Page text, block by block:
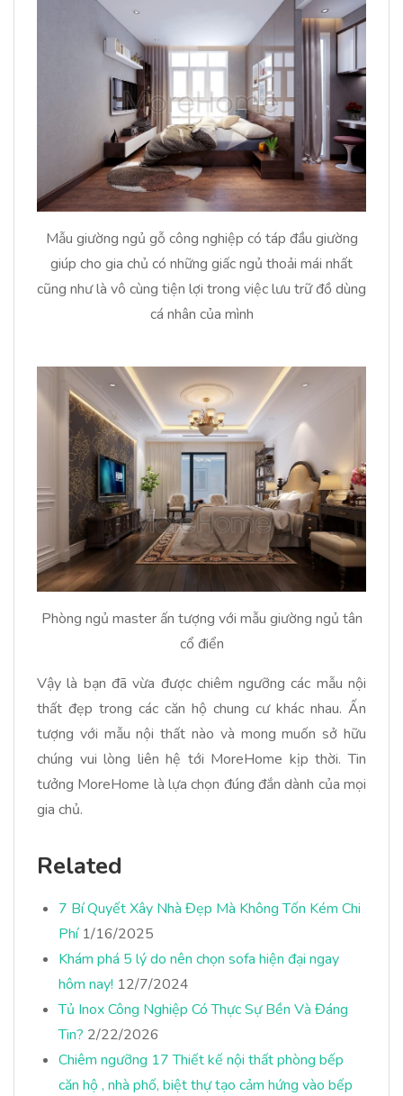
Mẫu giường ngủ gỗ công nghiệp có táp đầu giường
giúp cho gia chủ có những giấc ngủ thoải mái nhất
cũng như là vô cùng tiện lợi trong việc lưu trữ đồ dùng
cá nhân của mình
Phòng ngủ master ấn tượng với mẫu giường ngủ tân
cổ điển
Vậy là bạn đã vừa được chiêm ngưỡng các mẫu nội
thất đẹp trong các căn hộ chung cư khác nhau. Ấn
tượng với mẫu nội thất nào và mong muốn sở hữu
chúng vui lòng liên hệ tới MoreHome kịp thời. Tin
tưởng MoreHome là lựa chọn đúng đắn dành của mọi
gia chủ.
Related
7 Bí Quyết Xây Nhà Đẹp Mà Không Tốn Kém Chi
Phí1/16/2025
Khám phá 5 lý do nên chọn sofa hiện đại ngay
hôm nay! 12/7/2024
Tủ Inox Công Nghiệp Có Thực Sự Bền Và Đáng
Tin? 2/22/2026
Chiêm ngưỡng 17 Thiết kế nội thất phòng bếp
căn hộ , nhà phố, biệt thự tạo cảm hứng vào bếp